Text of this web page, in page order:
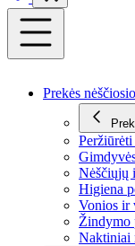
Prekės
Nėščiųjų
Higiena
Vonios ir
Žindymo
Naktiniai